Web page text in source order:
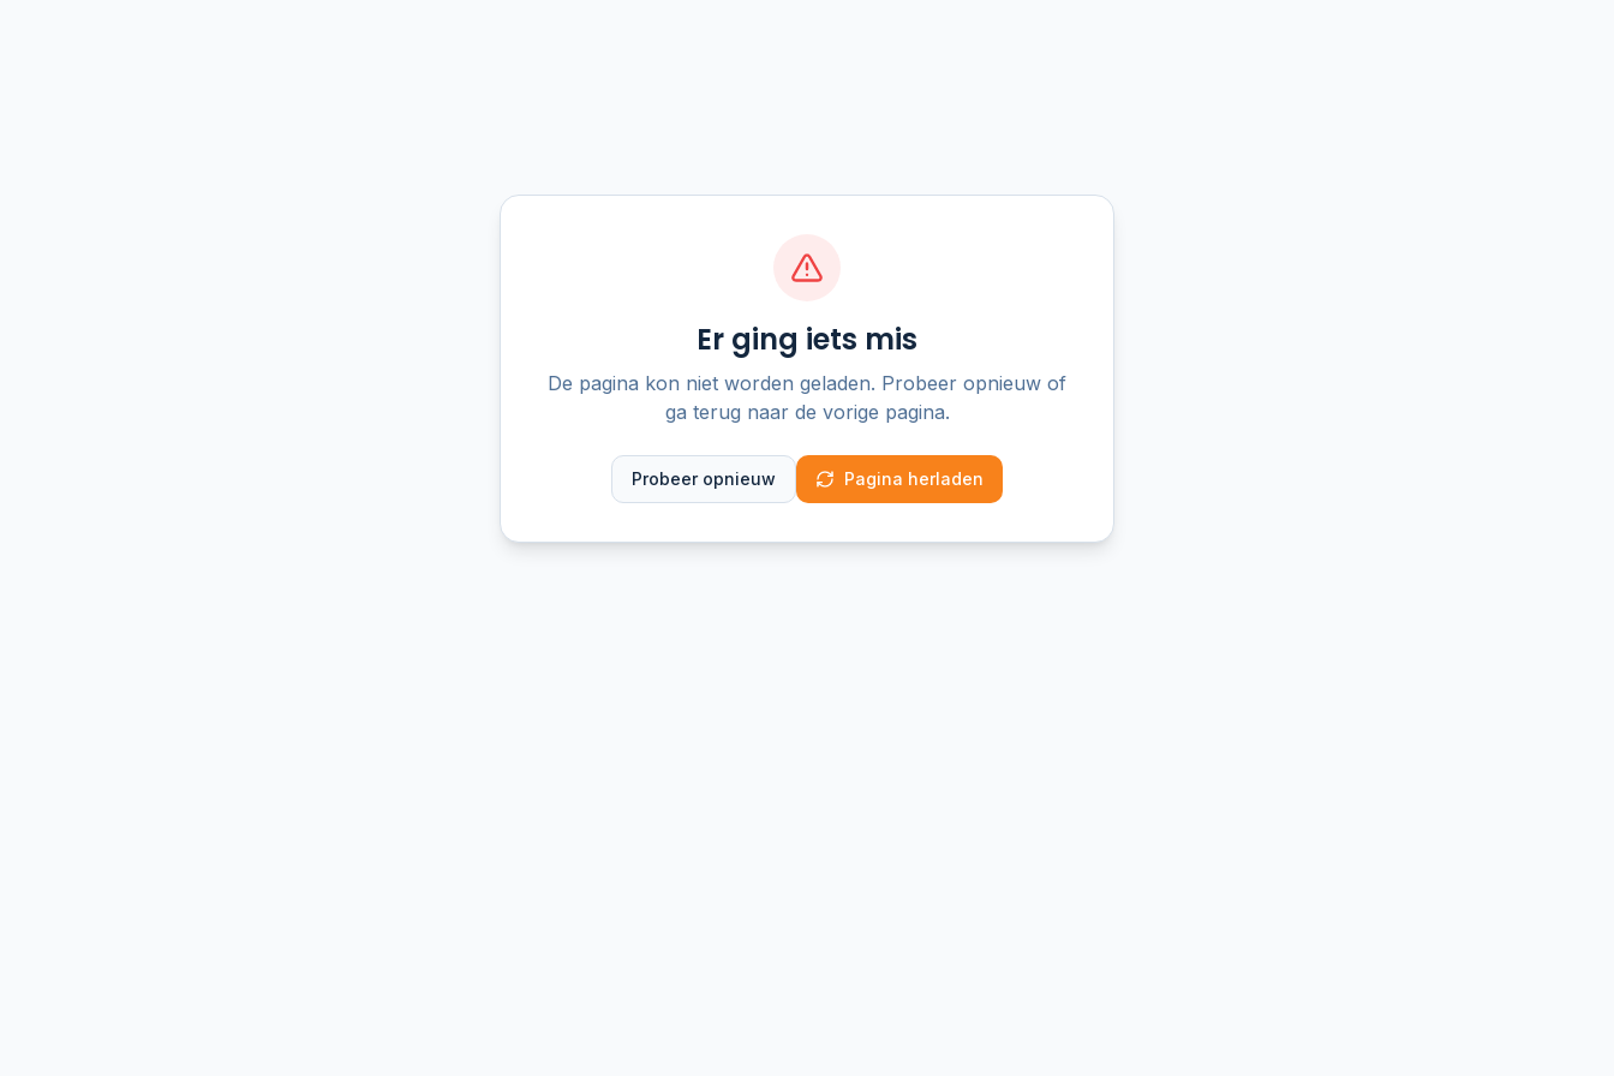
Er ging iets mis
De pagina kon niet worden geladen. Probeer opnieuw of
ga terug naar de vorige pagina.
Probeer opnieuw Pagina herladen